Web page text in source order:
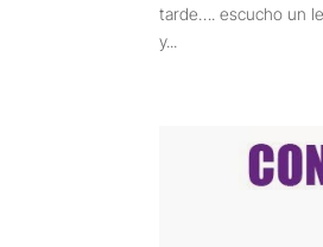
tarde…. escucho un
y...